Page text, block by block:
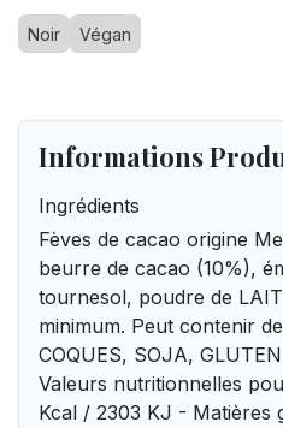
Noir Végan
Informations
Ingrédients
Fèves de cacao origine
beurre de cacao (10%),
tournesol, poudre de
minimum. Peut contenir
COQUES, SOJA, GLUTEN
Valeurs nutritionnelles
Kcal / 2303 KJ - Matières